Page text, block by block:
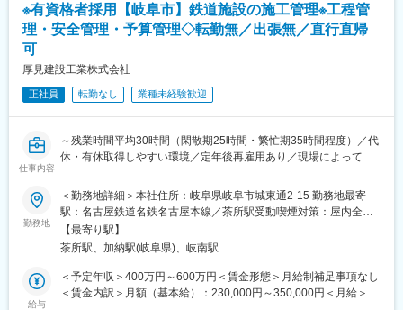
やりがいを高めていただけます。
変更の範囲：会社の定める業務
■働き方について
過剰労働にならないよう人員に見合った受注をしているため、残
です。休日に急に呼び出されることも原則なく、休日出勤が行わ
遠くても愛知県内の案件なので出張も発生いたしません。現場と
など相談し長く働ける環境が整っています。
・建物の新築や増改築に深く関わり、完成に立ち会える機会が多
い仕事です。今回は鉄道・運輸関連工事に関する施工管理をお任
せしたいと思っています。駅舎建設や駅ビル、サービスエリア内
施設の新築などインフラ拠点の整備を幅広く行っており、駅の利
整えることができる社会貢献性の高いお仕事です。
・入社後は、建築施工管理技士資格の取得を推奨しています。学
※有資格者採用【岐阜市】鉄道施設の施工管理※工程管
理・安全管理・予算管理◇転勤無／出張無／直行直帰
可
厚見建設工業株式会社
正社員 転勤なし 業種未経験歓迎
仕事内容
～残業時間平均30時間（閑散期25時間・繁忙期35時間程度）／代
休・有休取得しやすい環境／定年後再雇用あり／現場によっては
■業務内容：
岐阜県・愛知県の鉄道関連の建物の工事や倉庫や工場といった建
物の工事の施工管理をご担当いただきます。工事期間は長いもの
で半年、短くて1ヶ月程度です。
原則岐阜市内、美濃地方、遠くても愛知県内の案件なので出張も
発生いたしません。現場とお住まいの距離で直行直帰なども対応
勤務地
＜勤務地詳細＞本社住所：岐阜県岐阜市城東通2-15 勤務地最寄
駅：名古屋鉄道名鉄名古屋本線／茶所駅受動喫煙対策：屋内全面
禁煙変更の範囲：会社の定める事業所
【最寄り駅】
茶所駅、加納駅(岐阜県)、岐南駅
給与
＜予定年収＞400万円～600万円＜賃金形態＞月給制補足事項なし
＜賃金内訳＞月額（基本給）：230,000円～350,000円＜月給＞